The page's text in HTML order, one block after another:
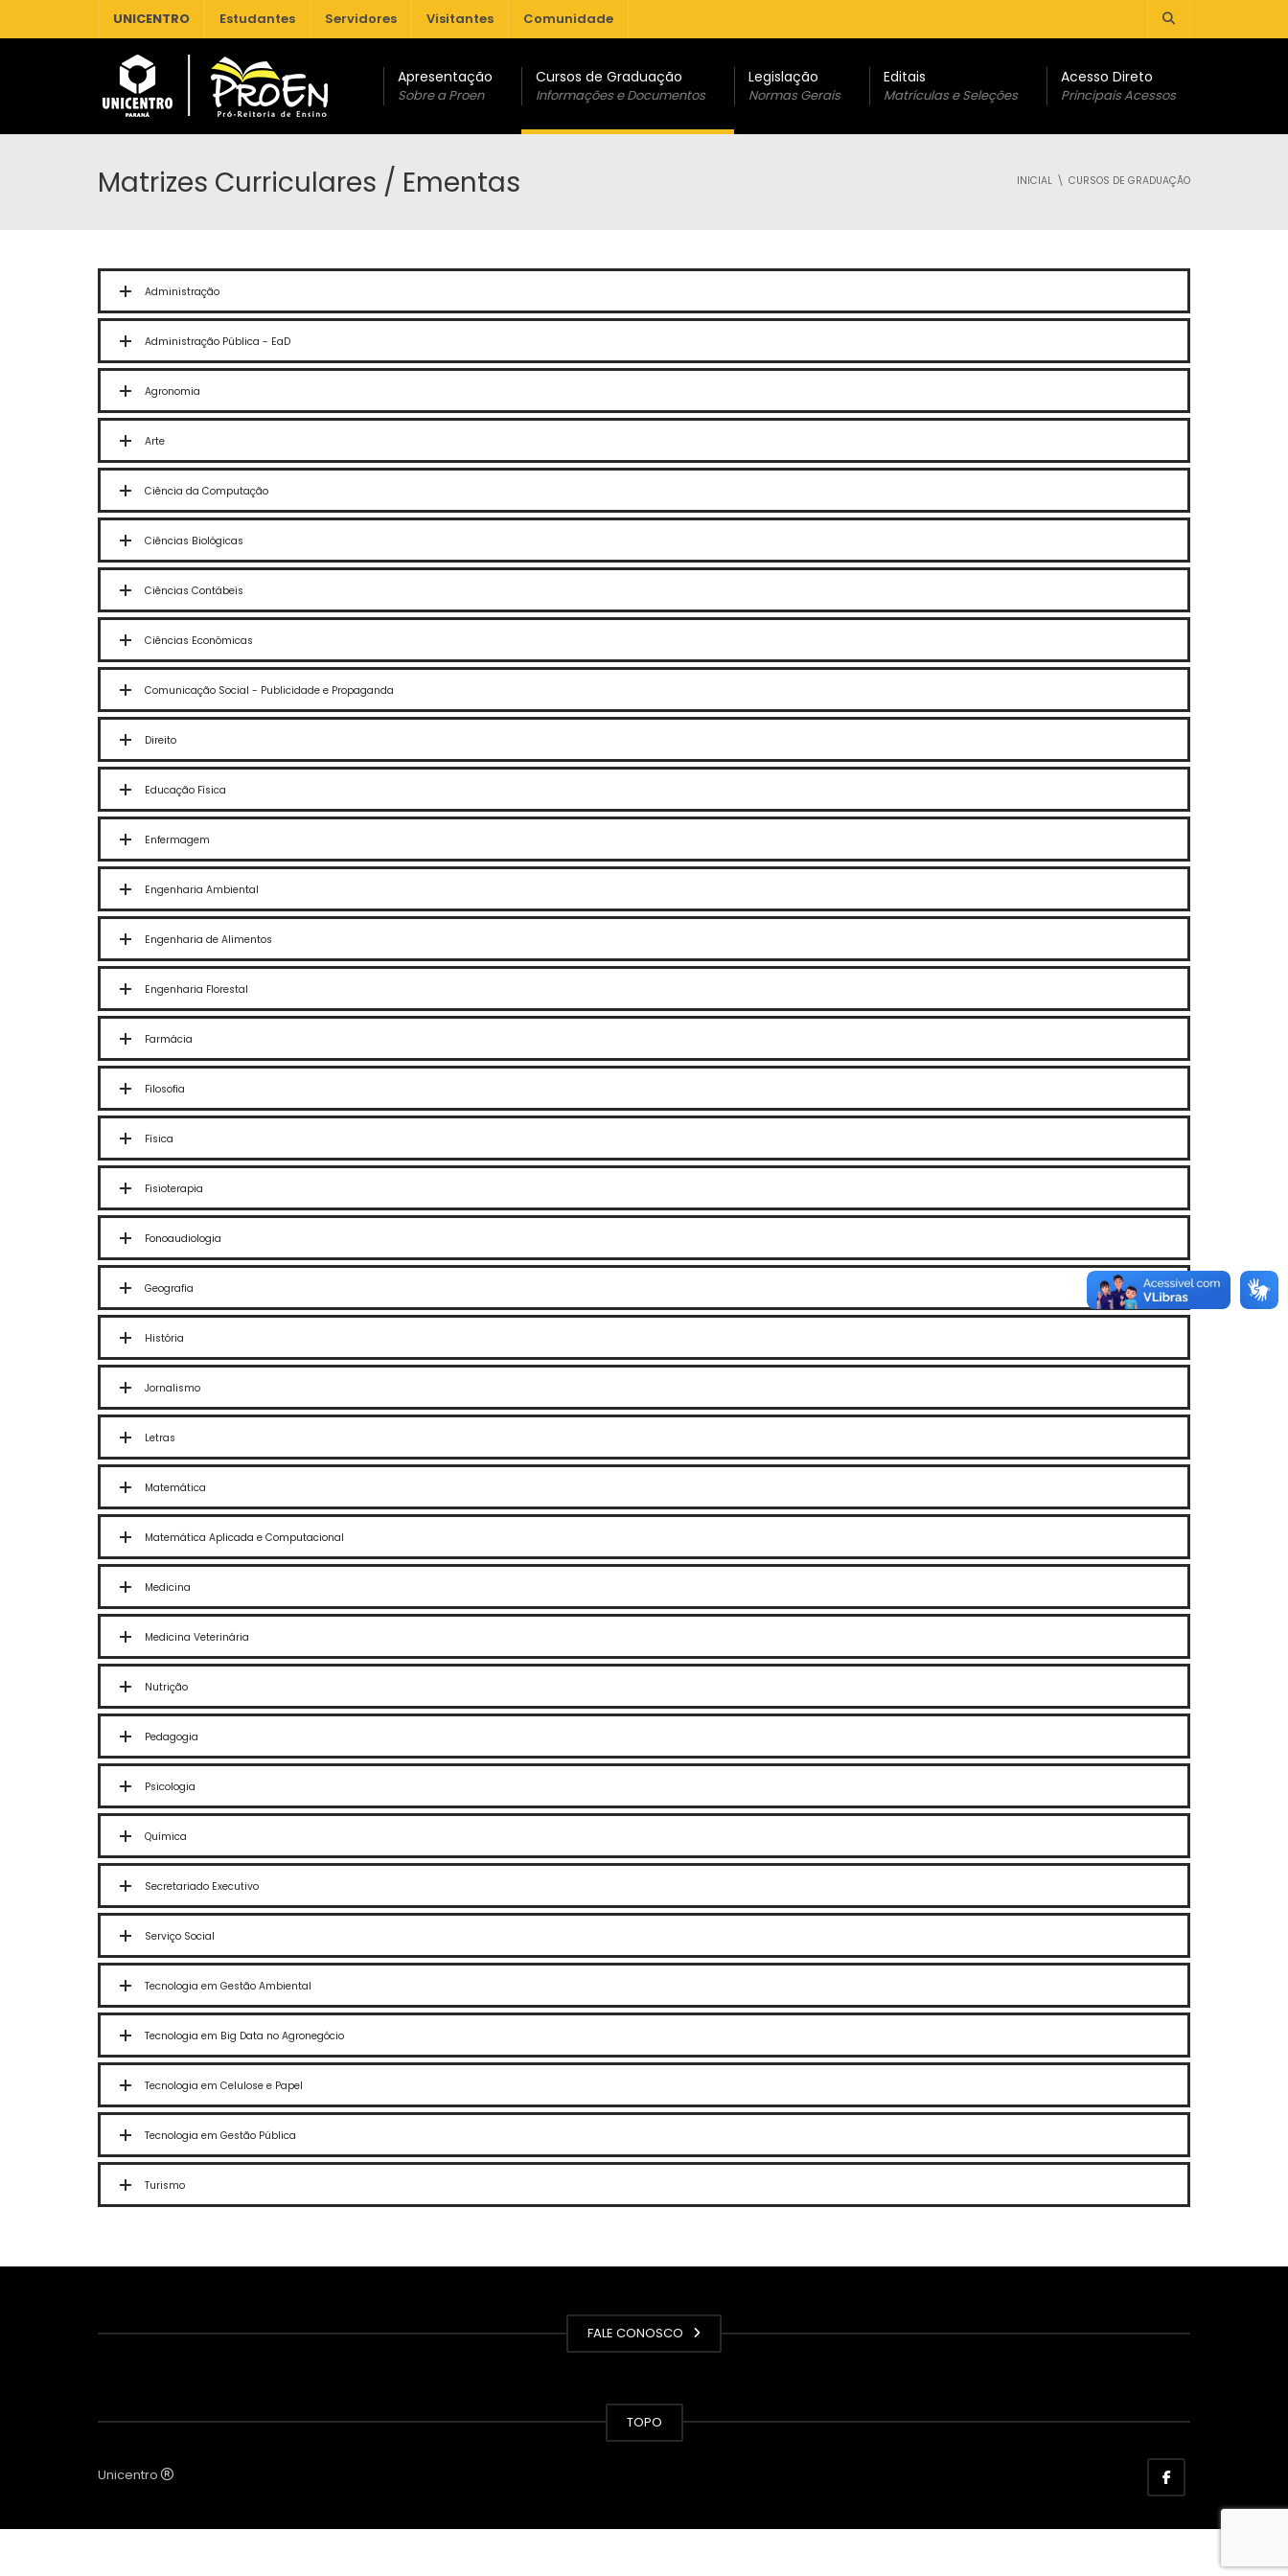
UNICENTRO Estudantes Servidores Visitantes Comunidade
Apresentação
Sobre a Proen
Cursos de Graduação
Informações e Documentos
Legislação
Normas Gerais
Editais
Matrículas e Seleções
Acesso Direto
Principais Acessos
Matrizes Curriculares / Ementas INICIAL CURSOS DE GRADUAÇÃO
Administração
Administração Pública - EaD
Agronomia
Arte
Ciência da Computação
Ciências Biológicas
Ciências Contábeis
Ciências Econômicas
Comunicação Social - Publicidade e Propaganda
Direito
Educação Física
Enfermagem
Engenharia Ambiental
Engenharia de Alimentos
Engenharia Florestal
Farmácia
Filosofia
Física
Fisioterapia
Fonoaudiologia
Geografia
História
Jornalismo
Letras
Matemática
Matemática Aplicada e Computacional
Medicina
Medicina Veterinária
Nutrição
Pedagogia
Psicologia
Química
Secretariado Executivo
Serviço Social
Tecnologia em Gestão Ambiental
Tecnologia em Big Data no Agronegócio
Tecnologia em Celulose e Papel
Tecnologia em Gestão Pública
Turismo
FALE CONOSCO
TOPO
Unicentro